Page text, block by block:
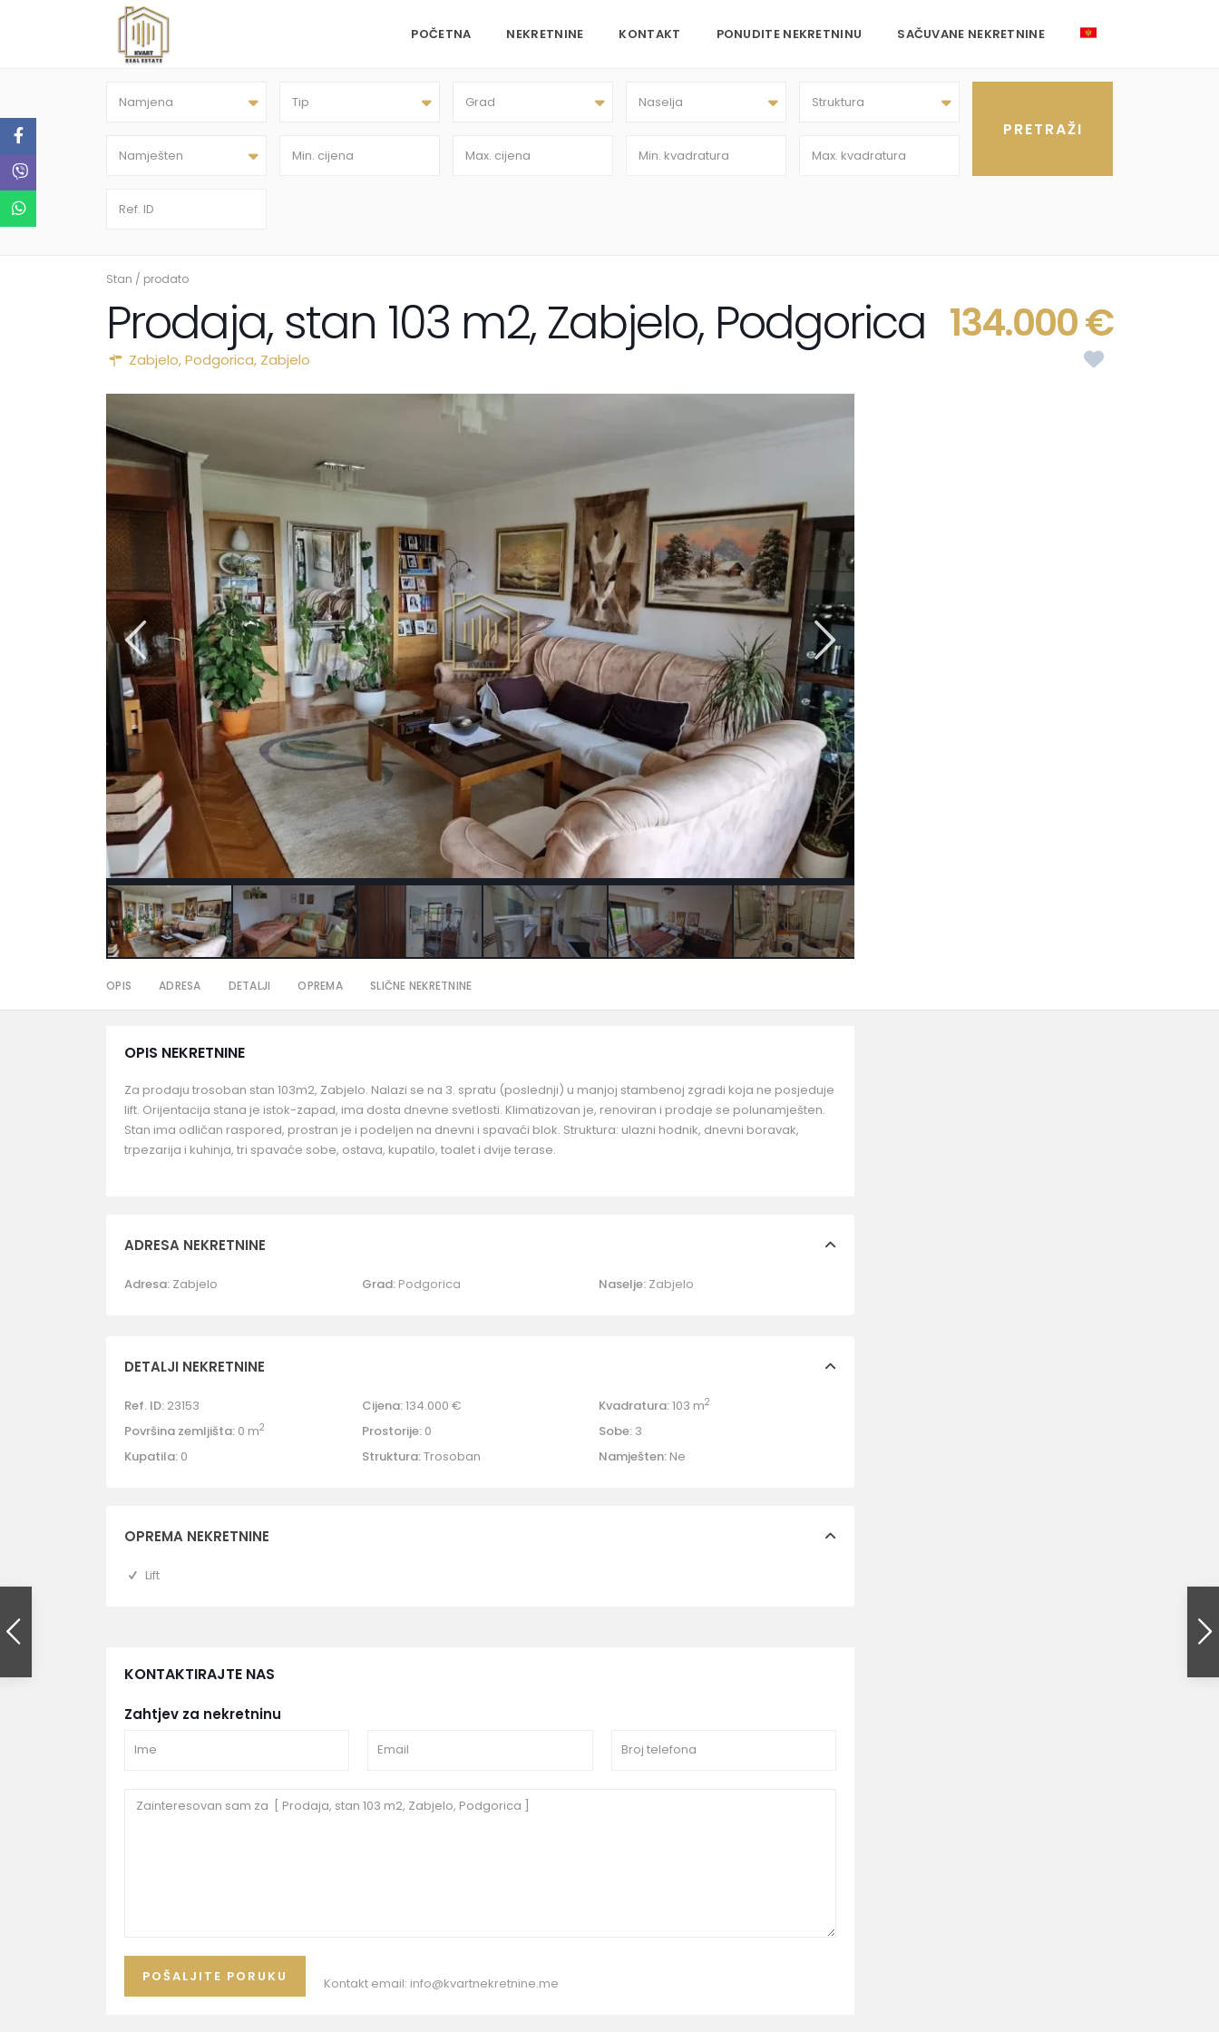
POČETNA NEKRETNINE KONTAKT PONUDITE NEKRETNINU SAČUVANE NEKRETNINE
Namjena Tip Grad Naselja Struktura
Namješten
Stan / prodato
Prodaja, stan 103 m2, Zabjelo, Podgorica 134.000 €
Zabjelo,Podgorica, Zabjelo
OPIS ADRESA DETALJI OPREMA SLIČNE NEKRETNINE
OPIS NEKRETNINE
Za prodaju trosoban stan 103m2, Zabjelo. Nalazi se na 3. spratu (poslednji) u manjoj stambenoj zgradi koja ne posjeduje
lift. Orijentacija stana je istok-zapad, ima dosta dnevne svetlosti. Klimatizovan je, renoviran i prodaje se polunamješten.
Stan ima odličan raspored, prostran je i podeljen na dnevni i spavaći blok. Struktura: ulazni hodnik, dnevni boravak,
trpezarija i kuhinja, tri spavaće sobe, ostava, kupatilo, toalet i dvije terase.
ADRESA NEKRETNINE
Adresa: Zabjelo Grad: Podgorica Naselje: Zabjelo
DETALJI NEKRETNINE
Ref. ID: 23153 Cijena:134.000 € Kvadratura:103 m2
Površina zemljišta: 0 m2 Prostorije:0 Sobe: 3
Kupatila: 0 Struktura:Trosoban Namješten: Ne
OPREMA NEKRETNINE
Lift
KONTAKTIRAJTE NAS
Zahtjev za nekretninu
Kontakt email: info@kvartnekretnine.me